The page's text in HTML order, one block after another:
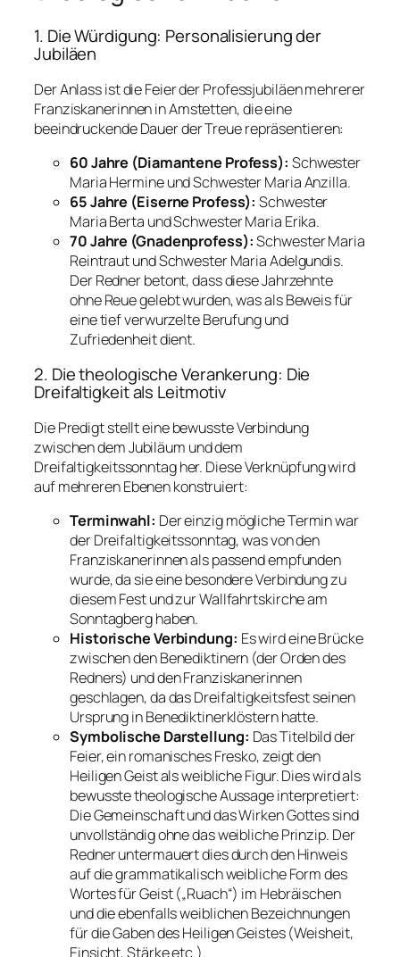
1. Die Würdigung: Personalisierung der
Jubiläen
Der Anlass ist die Feier der Professjubiläen mehrerer
Franziskanerinnen in Amstetten, die eine
beeindruckende Dauer der Treue repräsentieren:
60 Jahre (Diamantene Profess): Schwester
Maria Hermine und Schwester Maria Anzilla.
65 Jahre (Eiserne Profess): Schwester
Maria Berta und Schwester Maria Erika.
70 Jahre (Gnadenprofess):Schwester Maria
Reintraut und Schwester Maria Adelgundis.
Der Redner betont, dass diese Jahrzehnte
ohne Reue gelebt wurden, was als Beweis für
eine tief verwurzelte Berufung und
Zufriedenheit dient.
2. Die theologische Verankerung: Die
Dreifaltigkeit als Leitmotiv
Die Predigt stellt eine bewusste Verbindung
zwischen dem Jubiläum und dem
Dreifaltigkeitssonntag her. Diese Verknüpfung wird
auf mehreren Ebenen konstruiert:
Terminwahl: Der einzig mögliche Termin war
der Dreifaltigkeitssonntag, was von den
Franziskanerinnen als passend empfunden
wurde, da sie eine besondere Verbindung zu
diesem Fest und zur Wallfahrtskirche am
Sonntagberg haben.
Historische Verbindung: Es wird eine Brücke
zwischen den Benediktinern (der Orden des
Redners) und den Franziskanerinnen
geschlagen, da das Dreifaltigkeitsfest seinen
Ursprung in Benediktinerklöstern hatte.
Symbolische Darstellung: Das Titelbild der
Feier, ein romanisches Fresko, zeigt den
Heiligen Geist als weibliche Figur. Dies wird als
bewusste theologische Aussage interpretiert:
Die Gemeinschaft und das Wirken Gottes sind
unvollständig ohne das weibliche Prinzip. Der
Redner untermauert dies durch den Hinweis
auf die grammatikalisch weibliche Form des
Wortes für Geist („Ruach“) im Hebräischen
und die ebenfalls weiblichen Bezeichnungen
für die Gaben des Heiligen Geistes (Weisheit,
Einsicht, Stärke etc.).